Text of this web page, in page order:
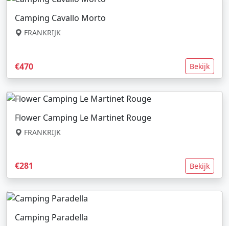
Camping Cavallo Morto
FRANKRIJK
€470 Bekijk
Flower Camping Le Martinet Rouge
FRANKRIJK
€281 Bekijk
Camping Paradella